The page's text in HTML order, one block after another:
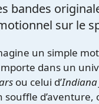
bandes
sur le
un simple
dans un
ou celui d’Indiana
souffle d’aventure,